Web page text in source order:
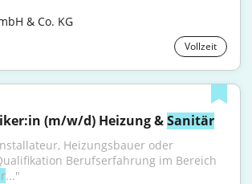
& Co. KG
Vollzeit
(m/w/d) Heizung & Sanitär
Heizungsbauer oder
Berufserfahrung im Bereich
..."